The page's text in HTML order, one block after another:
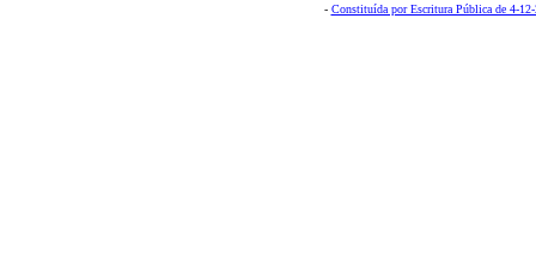
- Constituída por Escritura Pública de 4-